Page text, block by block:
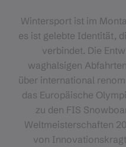
Wintersport ist im
es ist gelebte Identität,
verbindet. Die
waghalsigen
über international
das Europäische
zu den FIS
Weltmeisterschaften
von